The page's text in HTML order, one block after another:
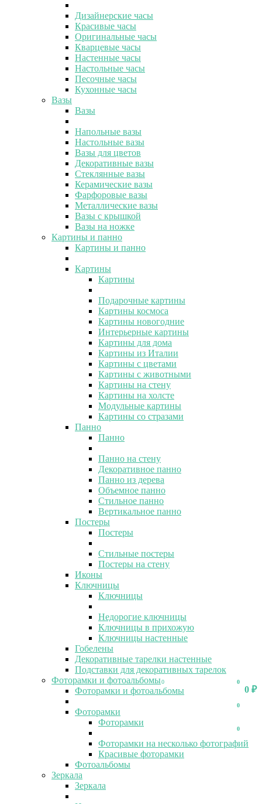
0
0 ₽
0
0
0
Дизайнерские часы
Красивые часы
Оригинальные часы
Кварцевые часы
Настенные часы
Настольные часы
Песочные часы
Кухонные часы
Вазы
Вазы
Напольные вазы
Настольные вазы
Вазы для цветов
Декоративные вазы
Стеклянные вазы
Керамические вазы
Фарфоровые вазы
Металлические вазы
Вазы с крышкой
Вазы на ножке
Картины и панно
Картины и панно
Картины
Картины
Подарочные картины
Картины космоса
Картины новогодние
Интерьерные картины
Картины для дома
Картины из Италии
Картины с цветами
Картины с животными
Картины на стену
Картины на холсте
Модульные картины
Картины со стразами
Панно
Панно
Панно на стену
Декоративное панно
Панно из дерева
Объемное панно
Стильное панно
Вертикальное панно
Постеры
Постеры
Стильные постеры
Постеры на стену
Иконы
Ключницы
Ключницы
Недорогие ключницы
Ключницы в прихожую
Ключницы настенные
Гобелены
Декоративные тарелки настенные
Подставки для декоративных тарелок
Фоторамки и фотоальбомы
Фоторамки и фотоальбомы
Фоторамки
Фоторамки
Фоторамки на несколько фотографий
Красивые фоторамки
Фотоальбомы
Зеркала
Зеркала